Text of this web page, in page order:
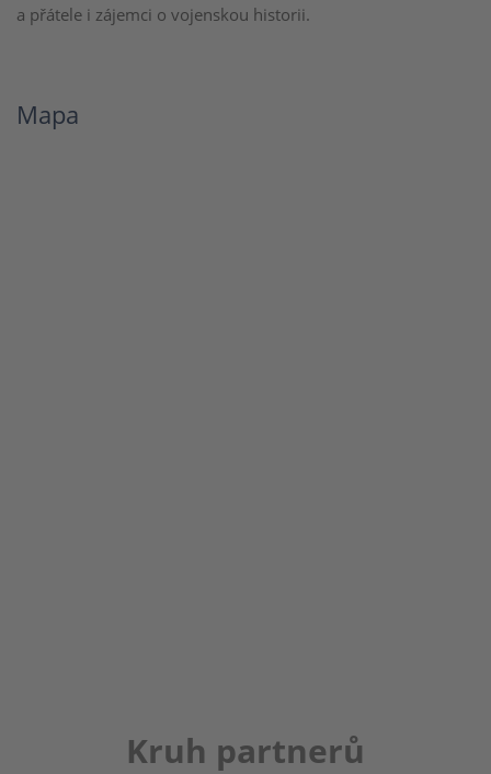
a přátele i zájemci o vojenskou historii.
Mapa
Kruh partnerů